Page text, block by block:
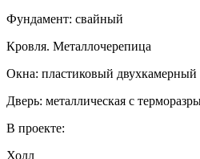
Фундамент: свайный
Кровля. Металлочерепица
Окна: пластиковый двухкамерный
Дверь: металлическая с
В проекте:
Холл